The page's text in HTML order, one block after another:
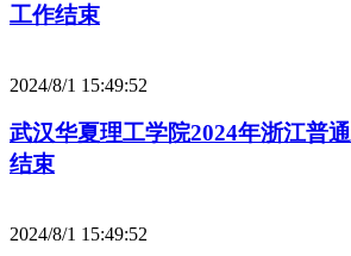
工作结束
2024/8/1 15:49:52
武汉华夏理工学院2024年浙江普
结束
2024/8/1 15:49:52